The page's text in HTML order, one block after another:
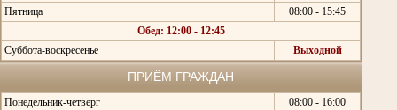
Пятница
08:00 - 15:45
Обед: 12:00 - 12:45
Суббота-воскресенье
Выходной
ПРИЁМ ГРАЖДАН
Понедельник-четверг 08:00 - 16:00